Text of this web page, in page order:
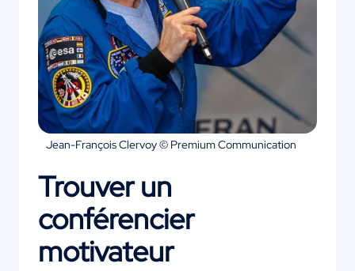
Jean-François Clervoy © Premium Communication
Trouver un
conférencier
motivateur